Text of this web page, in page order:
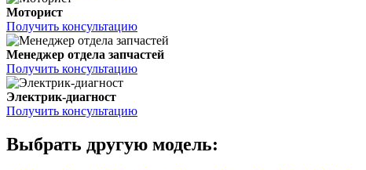
Моторист
Получить консультацию
Менеджер отдела запчастей
Получить консультацию
Электрик-диагност
Получить консультацию
Выбрать другую модель: